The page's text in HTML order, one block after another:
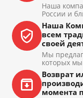
Наша
России и
Наша
всем
своей
Мы
которых
Возврат
момента